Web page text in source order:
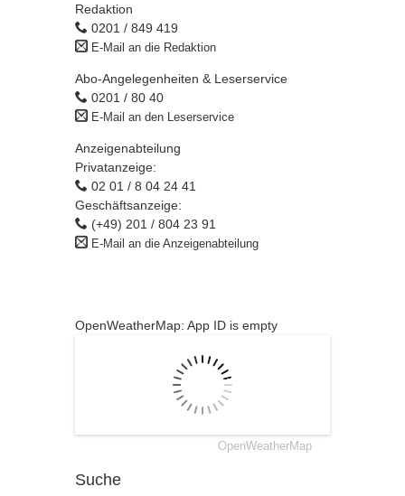
Redaktion
0201 / 849 419
E-Mail an die Redaktion
Abo-Angelegenheiten & Leserservice
0201 / 80 40
E-Mail an den Leserservice
Anzeigenabteilung
Privatanzeige:
02 01 / 8 04 24 41
Geschäftsanzeige:
(+49) 201 / 804 23 91
E-Mail an die Anzeigenabteilung
OpenWeatherMap: App ID is empty
OpenWeatherMap
Suche